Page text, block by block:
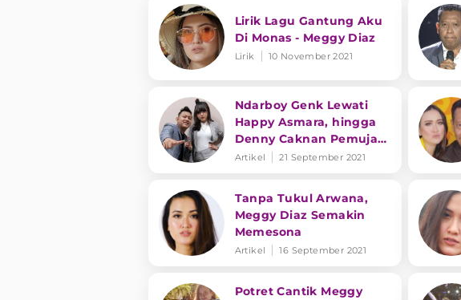
Lirik Lagu Gantung Aku
Di Monas - Meggy Diaz
Lirik 10 November 2021
Ndarboy Genk Lewati
Happy Asmara, hingga
Denny Caknan Pemuja
Rahasia
Artikel 21 September 2021
Tanpa Tukul Arwana,
Meggy Diaz Semakin
Memesona
Artikel 16 September 2021
Potret Cantik Meggy